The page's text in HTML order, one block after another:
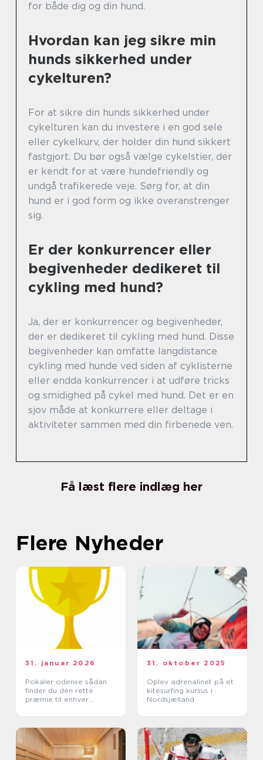
for både dig og din hund.
Hvordan kan jeg sikre min
hunds sikkerhed under
cykelturen?
For at sikre din hunds sikkerhed under
cykelturen kan du investere i en god sele
eller cykelkurv, der holder din hund sikkert
fastgjort. Du bør også vælge cykelstier, der
er kendt for at være hundefriendly og
undgå trafikerede veje. Sørg for, at din
hund er i god form og ikke overanstrenger
sig.
Er der konkurrencer eller
begivenheder dedikeret til
cykling med hund?
Ja, der er konkurrencer og begivenheder,
der er dedikeret til cykling med hund. Disse
begivenheder kan omfatte langdistance
cykling med hunde ved siden af cyklisterne
eller endda konkurrencer i at udføre tricks
og smidighed på cykel med hund. Det er en
sjov måde at konkurrere eller deltage i
aktiviteter sammen med din firbenede ven.
Få læst flere indlæg her
Flere Nyheder
31. januar 2026
Pokaler odense sådan
finder du den rette
præmie til enhver
31. oktober 2025
Oplev adrenalinet på et
kitesurfing kursus i
Nordsjælland